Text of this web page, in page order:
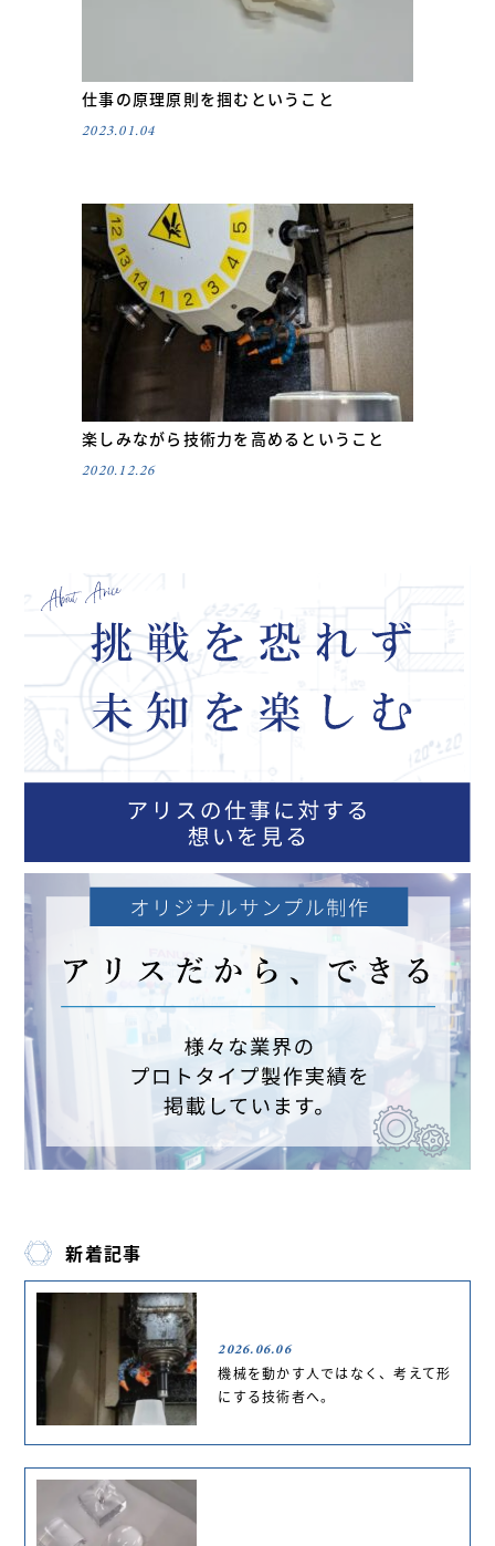
仕事の原理原則を掴むということ
2023.01.04
楽しみながら技術力を高めるということ
2020.12.26
新着記事
2026.06.06
機械を動かす人ではなく、考えて形
にする技術者へ。